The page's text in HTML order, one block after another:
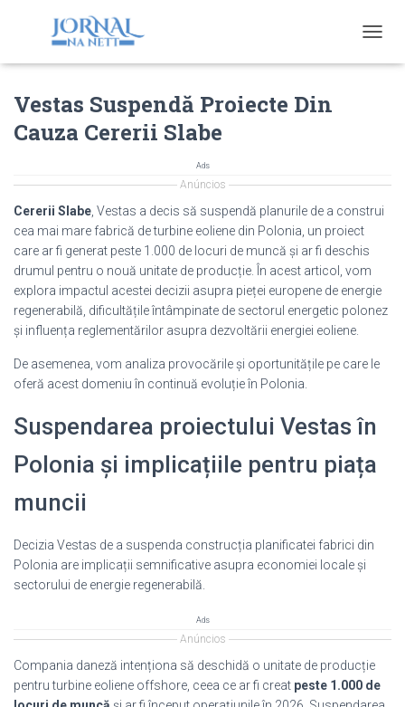
O
V
G
O
Vestas Suspendă Proiecte Din
Cauza Cererii Slabe
Ads
Anúncios
Cererii Slabe , Vestas a decis să suspendă planurile de a construi
cea mai mare fabrică de turbine eoliene din Polonia, un proiect
care ar fi generat peste 1.000 de locuri de muncă și ar fi deschis
drumul pentru o nouă unitate de producție. În acest articol, vom
explora impactul acestei decizii asupra pieței europene de energie
regenerabilă, dificultățile întâmpinate de sectorul energetic polonez
și influența reglementărilor asupra dezvoltării energiei eoliene.
De asemenea, vom analiza provocările și oportunitățile pe care le
oferă acest domeniu în continuă evoluție în Polonia.
Suspendarea proiectului Vestas în
Polonia și implicațiile pentru piața
muncii
Decizia Vestas de a suspenda construcția planificatei fabrici din
Polonia are implicații semnificative asupra economiei locale și
sectorului de energie regenerabilă.
Ads
Anúncios
Compania daneză intenționa să deschidă o unitate de producție
pentru turbine eoliene offshore, ceea ce ar fi creat peste 1.000 de